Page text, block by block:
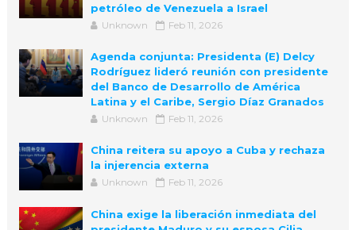
petróleo de Venezuela a Israel
Unknown Feb 11, 2026
Agenda conjunta: Presidenta (E) Delcy
Rodríguez lideró reunión con presidente
del Banco de Desarrollo de América
Latina y el Caribe, Sergio Díaz Granados
Unknown Feb 11, 2026
China reitera su apoyo a Cuba y rechaza
la injerencia externa
Unknown Feb 11, 2026
China exige la liberación inmediata del